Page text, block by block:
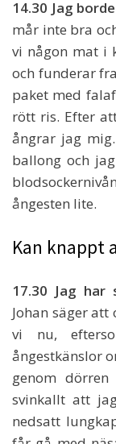
14.30 Jag
mår inte bra
vi någon mat i
och funderar
paket med
rött ris. Efter
ångrar jag
ballong och
ångesten lite.
Kan knappt
17.30 Jag
Johan säger
vi nu,
ångestkänslor
genom
svinkallt att
nedsatt